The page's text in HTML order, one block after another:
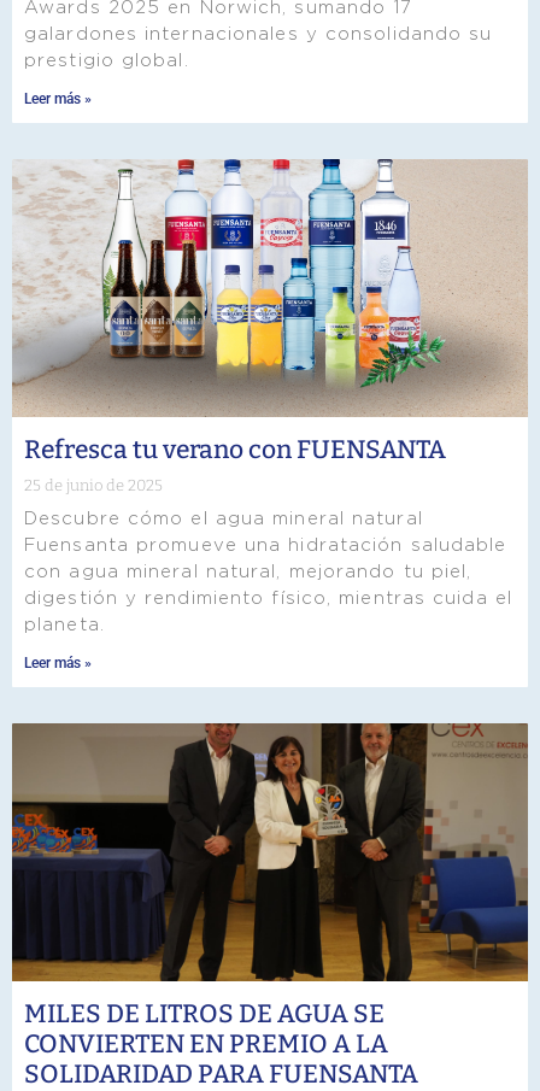
Awards 2025 en Norwich, sumando 17
galardones internacionales y consolidando su
prestigio global.
Leer más »
Refresca tu verano con FUENSANTA
25 de junio de 2025
Descubre cómo el agua mineral natural
Fuensanta promueve una hidratación saludable
con agua mineral natural, mejorando tu piel,
digestión y rendimiento físico, mientras cuida el
planeta.
Leer más »
MILES DE LITROS DE AGUA SE
CONVIERTEN EN PREMIO A LA
SOLIDARIDAD PARA FUENSANTA